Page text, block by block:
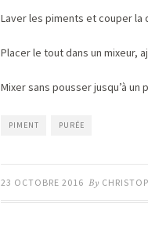
Laver les piments et couper la
Placer le tout dans un mixeur,
Mixer sans pousser jusqu’à
PIMENT PURÉE
23 OCTOBRE 2016 By